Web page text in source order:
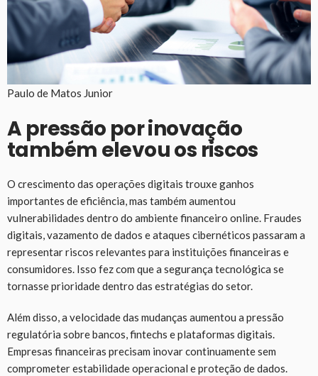
Paulo de Matos Junior
A pressão por inovação
também elevou os riscos
O crescimento das operações digitais trouxe ganhos
importantes de eficiência, mas também aumentou
vulnerabilidades dentro do ambiente financeiro online. Fraudes
digitais, vazamento de dados e ataques cibernéticos passaram a
representar riscos relevantes para instituições financeiras e
consumidores. Isso fez com que a segurança tecnológica se
tornasse prioridade dentro das estratégias do setor.
Além disso, a velocidade das mudanças aumentou a pressão
regulatória sobre bancos, fintechs e plataformas digitais.
Empresas financeiras precisam inovar continuamente sem
comprometer estabilidade operacional e proteção de dados.